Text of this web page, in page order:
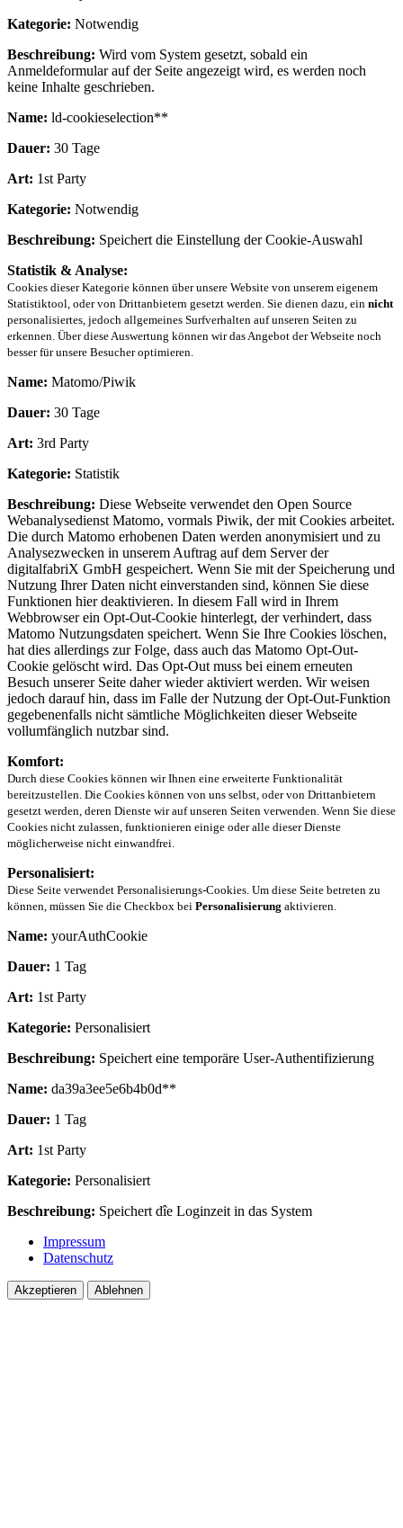
Kategorie: Notwendig
Beschreibung: Wird vom System gesetzt, sobald ein
Anmeldeformular auf der Seite angezeigt wird, es werden noch
keine Inhalte geschrieben.
Name: ld-cookieselection**
Dauer: 30 Tage
Art: 1st Party
Kategorie: Notwendig
Beschreibung: Speichert die Einstellung der Cookie-Auswahl
Statistik & Analyse:
Cookies dieser Kategorie können über unsere Website von unserem eigenem
Statistiktool, oder von Drittanbietern gesetzt werden. Sie dienen dazu, ein nicht
personalisiertes, jedoch allgemeines Surfverhalten auf unseren Seiten zu
erkennen. Über diese Auswertung können wir das Angebot der Webseite noch
besser für unsere Besucher optimieren.
Name: Matomo/Piwik
Dauer: 30 Tage
Art: 3rd Party
Kategorie: Statistik
Beschreibung: Diese Webseite verwendet den Open Source
Webanalysedienst Matomo, vormals Piwik, der mit Cookies arbeitet.
Die durch Matomo erhobenen Daten werden anonymisiert und zu
Analysezwecken in unserem Auftrag auf dem Server der
digitalfabriX GmbH gespeichert. Wenn Sie mit der Speicherung und
Nutzung Ihrer Daten nicht einverstanden sind, können Sie diese
Funktionen hier deaktivieren. In diesem Fall wird in Ihrem
Webbrowser ein Opt-Out-Cookie hinterlegt, der verhindert, dass
Matomo Nutzungsdaten speichert. Wenn Sie Ihre Cookies löschen,
hat dies allerdings zur Folge, dass auch das Matomo Opt-Out-
Cookie gelöscht wird. Das Opt-Out muss bei einem erneuten
Besuch unserer Seite daher wieder aktiviert werden. Wir weisen
jedoch darauf hin, dass im Falle der Nutzung der Opt-Out-Funktion
gegebenenfalls nicht sämtliche Möglichkeiten dieser Webseite
vollumfänglich nutzbar sind.
Komfort:
Durch diese Cookies können wir Ihnen eine erweiterte Funktionalität
bereitzustellen. Die Cookies können von uns selbst, oder von Drittanbietern
gesetzt werden, deren Dienste wir auf unseren Seiten verwenden. Wenn Sie diese
Cookies nicht zulassen, funktionieren einige oder alle dieser Dienste
möglicherweise nicht einwandfrei.
Personalisiert:
Diese Seite verwendet Personalisierungs-Cookies. Um diese Seite betreten zu
können, müssen Sie die Checkbox bei Personalisierung aktivieren.
Name: yourAuthCookie
Dauer: 1 Tag
Art: 1st Party
Kategorie: Personalisiert
Beschreibung: Speichert eine temporäre User-Authentifizierung
Name: da39a3ee5e6b4b0d**
Dauer: 1 Tag
Art: 1st Party
Kategorie: Personalisiert
Beschreibung: Speichert dîe Loginzeit in das System
Impressum
Datenschutz
Akzeptieren Ablehnen